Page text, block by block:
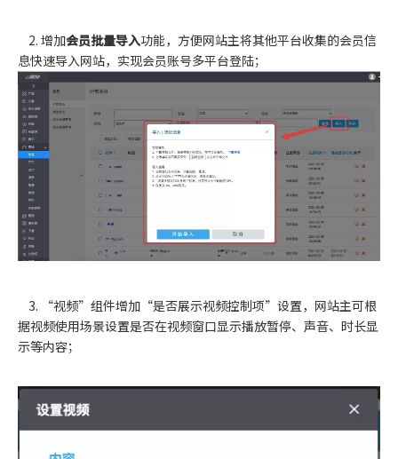
2. 增加会员批量导入功能，方便网站主将其他平台收集的会员信
息快速导入网站，实现会员账号多平台登陆；
3. “视频”组件增加“是否展示视频控制项”设置，网站主可根
据视频使用场景设置是否在视频窗口显示播放暂停、声音、时长显
示等内容；